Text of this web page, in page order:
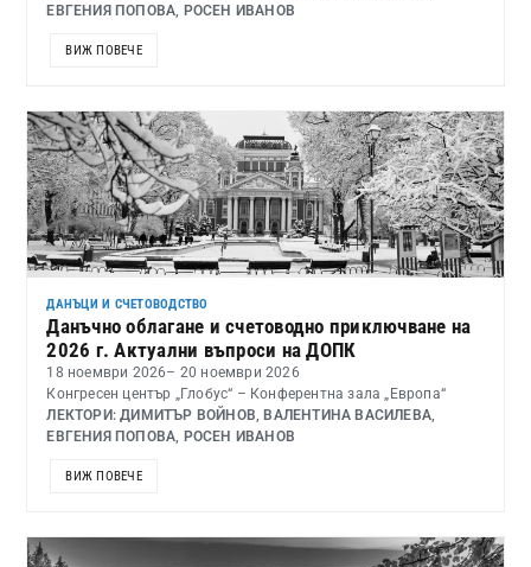
ЕВГЕНИЯ ПОПОВА, РОСЕН ИВАНОВ
ВИЖ ПОВЕЧЕ
ДАНЪЦИ И СЧЕТОВОДСТВО
Данъчно облагане и счетоводно приключване на
2026 г. Актуални въпроси на ДОПК
18 ноември 2026– 20 ноември 2026
Конгресен център „Глобус“ – Конферентна зала „Европа“
ЛЕКТОРИ: ДИМИТЪР ВОЙНОВ, ВАЛЕНТИНА ВАСИЛЕВА,
ЕВГЕНИЯ ПОПОВА, РОСЕН ИВАНОВ
ВИЖ ПОВЕЧЕ